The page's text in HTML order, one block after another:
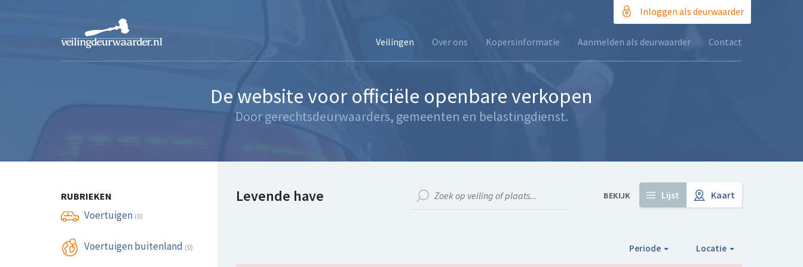
Inloggen als deurwaarder
Veilingen Over ons Kopersinformatie Aanmelden als deurwaarder Contact
De website voor officiële openbare verkopen
Door gerechtsdeurwaarders, gemeenten en belastingdienst.
RUBRIEKEN
Voertuigen (0)
Voertuigen buitenland (0)
Levende have Lijst Kaart
BEKIJK
Locatie
Periode